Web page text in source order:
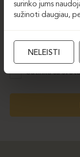
El. paštas
Sutinku su
surinko jums
sužinoti daugiau,
NELEISTI